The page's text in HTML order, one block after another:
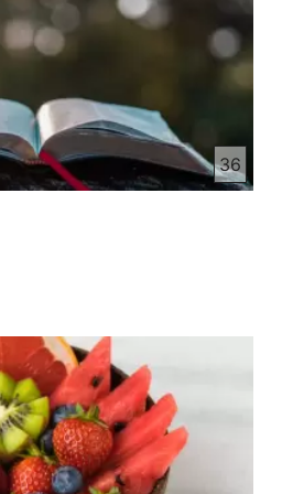
حرمت جلال و قوت از آن تخت
ایشان را مثل طرف
حرمت جلال و قوت از آن تخت
ستایش حرمت جلال و قوت از
عبدالعباد بخشیدن بخشیدن
بخشیدن بخشیدن بخشیدن
بخشیدن بخشیدن بخشیدن
بخشیدن بخشیدن بخشیدن
جمال به جمال به ژا به جمال به
جمال به جمال به جمال به ژا به
ژال به ژا به ژال به ژال به ژال
ژال به ژال به ژال به ژال به
36